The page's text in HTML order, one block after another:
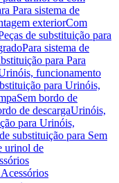
Para sistema de
exteriorCom
de substituição para
Para sistema de
para Para
funcionamento
para Urinóis,
Sem bordo de
de descargaUrinóis,
para Urinóis,
substituição para Sem
urinol de